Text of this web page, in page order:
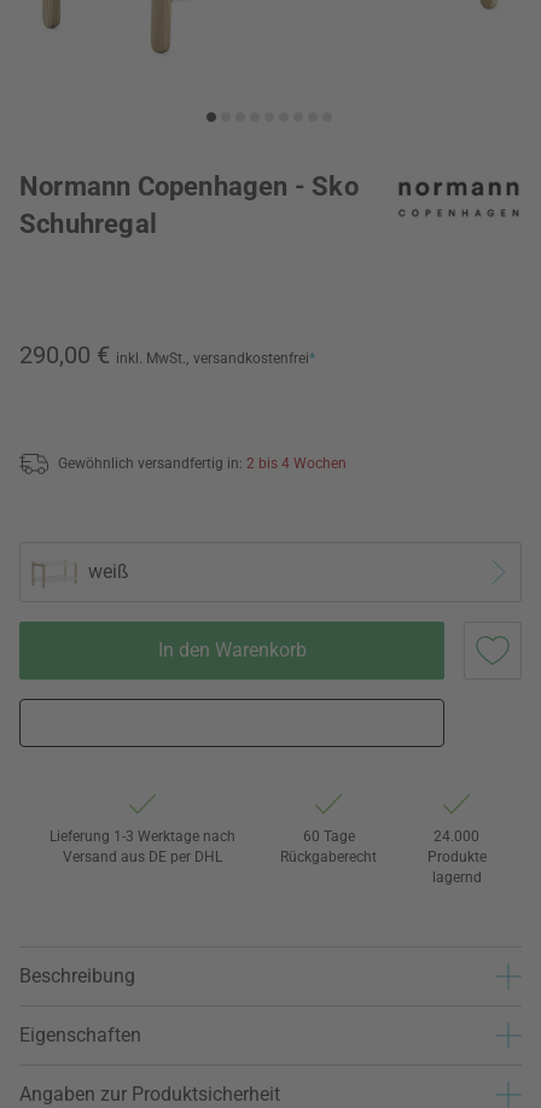
Normann Copenhagen - Sko
Schuhregal
290,00 € inkl. MwSt., versandkostenfrei*
Gewöhnlich versandfertig in: 2 bis 4 Wochen
weiß
In den Warenkorb
Lieferung 1-3 Werktage nach
Versand aus DE per DHL
60 Tage
Rückgaberecht
24.000
Produkte
lagernd
Beschreibung
Eigenschaften
Angaben zur Produktsicherheit